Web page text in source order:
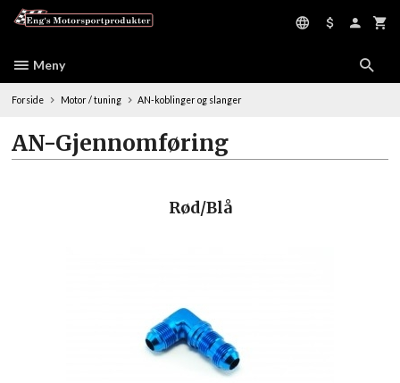
Meny
Forside Motor / tuning AN-koblinger og slanger
AN-Gjennomføring
Rød/Blå